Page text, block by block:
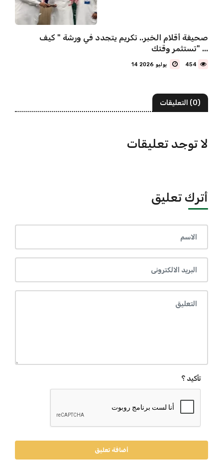
صحيفة أقلام الخبر.. تكريم يتجدد في ورشة " كيف
تستثمر وقتك" ...
454
(0) التعليقات
لا توجد تعليقات
أترك تعليق
تأكيد ؟
أضافة تعليق